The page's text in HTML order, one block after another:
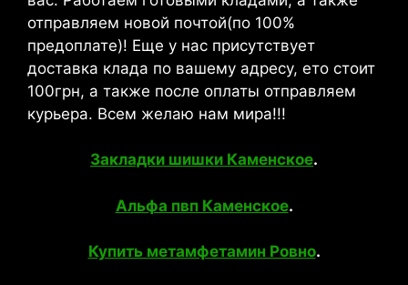
отправляем новой почтой(по 100%
предоплате)! Еще у нас присутствует
доставка клада по вашему адресу, ето стоит
100грн, а также после оплаты отправляем
курьера. Всем желаю нам мира!!!
Закладки шишки Каменское.
Альфа пвп Каменское.
Купить метамфетамин Ровно.